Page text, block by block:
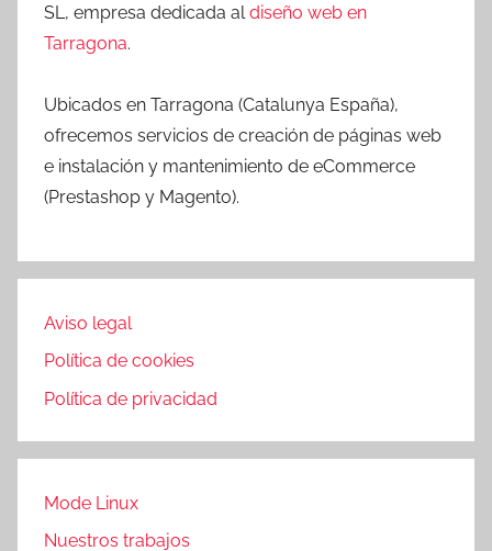
SL, empresa dedicada al diseño web en
Tarragona.
Ubicados en Tarragona (Catalunya España),
ofrecemos servicios de creación de páginas web
e instalación y mantenimiento de eCommerce
(Prestashop y Magento).
Aviso legal
Política de cookies
Política de privacidad
Mode Linux
Nuestros trabajos